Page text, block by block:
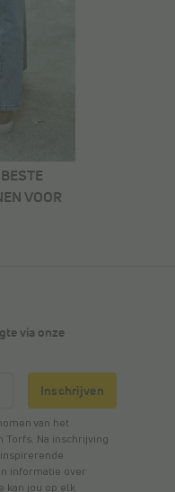
VOOR
via onze
Inschrijven
van het
Torfs. Na inschrijving
informatie over
kan jou op elk